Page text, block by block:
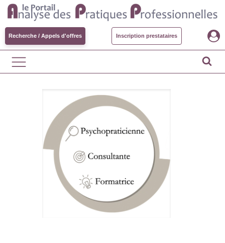
Recherche / Appels d'offres Inscription prestataires